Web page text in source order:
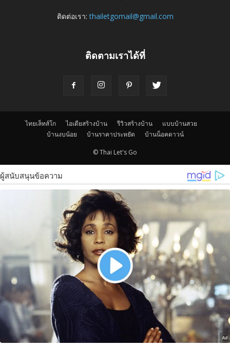
ติดต่อเรา:thailetgomail@gmail.com
ติดตามเราได้ที่
ไทยเล็ทส์โก ไอเดียสร้างบ้าน รีวิวสร้างบ้าน
แบบบ้านสวย
บ้านงบน้อย
บ้านราคาประหยัด บ้านน็อคดาวน์
© Thai Let's Go